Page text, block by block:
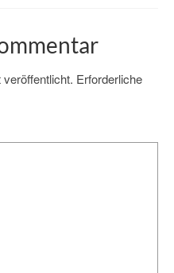
Erforderliche